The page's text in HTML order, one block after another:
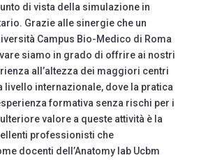
di vista della simulazione in
Grazie alle sinergie che un
Campus Bio-Medico di Roma
siamo in grado di offrire ai nostri
all’altezza dei maggiori centri
livello internazionale, dove la pratica
formativa senza rischi per i
valore a queste attività è la
professionisti che
docenti dell’Anatomy lab Ucbm